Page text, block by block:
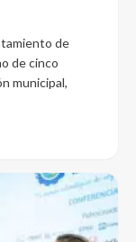
de
de cinco
municipal,